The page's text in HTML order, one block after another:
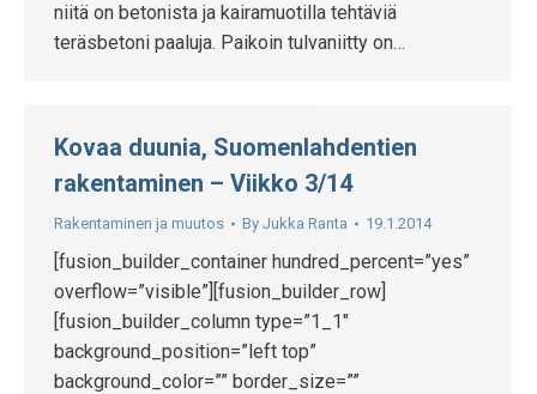
niitä on betonista ja kairamuotilla tehtäviä
teräsbetoni paaluja. Paikoin tulvaniitty on…
Kovaa duunia, Suomenlahdentien
rakentaminen – Viikko 3/14
Rakentaminen ja muutos By Jukka Ranta 19.1.2014
[fusion_builder_container hundred_percent=”yes”
overflow=”visible”][fusion_builder_row]
[fusion_builder_column type=”1_1″
background_position=”left top”
background_color=”” border_size=””